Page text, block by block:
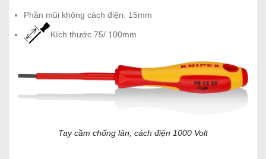
Phần mũi không cách điện: 15mm
Kích thước 75/ 100mm
Tay cầm chống lăn, cách điện 1000 Volt